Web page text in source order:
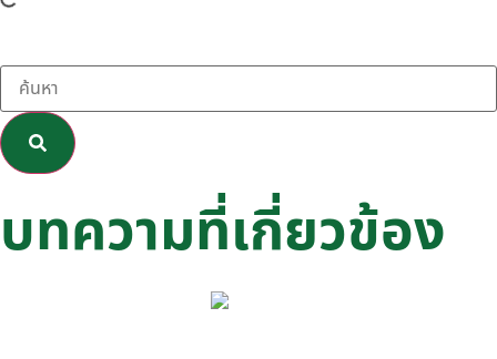
บทความที่เกี่ยวข้อง